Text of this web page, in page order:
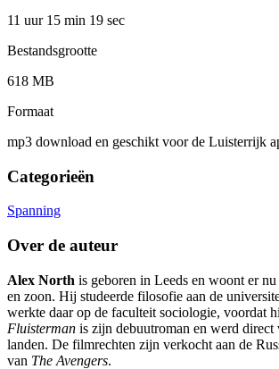
11 uur 15 min 19 sec
Bestandsgrootte
618 MB
Formaat
mp3 download en geschikt voor de Luisterrijk
Categorieën
Spanning
Over de auteur
Alex North is geboren in Leeds en woont er
en zoon. Hij studeerde filosofie aan de
werkte daar op de faculteit sociologie, voordat
Fluisterman is zijn debuutroman en werd
landen. De filmrechten zijn verkocht aan de
van The Avengers.